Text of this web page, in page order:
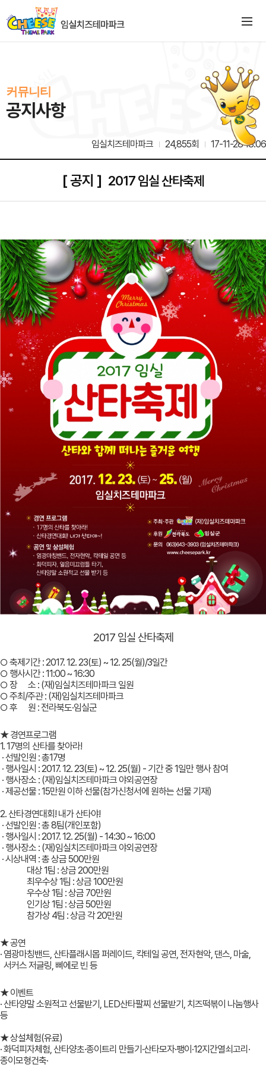
커뮤니티
공지사항
임실치즈테마파크 24,855회 17-11-28 18:06
[ 공지 ] 2017 임실 산타축제
2017 임실 산타축제
○ 축제기간 : 2017. 12. 23(토) ~ 12. 25(월)/3일간
○ 행사시간 : 11:00 ~ 16:30
○ 장 소 : (재)임실치즈테마파크 일원
○ 주최/주관 : (재)임실치즈테마파크
○ 후 원 : 전라북도·임실군
★ 경연프로그램
1. 17명의 산타를 찾아라!
· 선발인원 : 총17명
· 행사일시 : 2017. 12. 23(토) ~ 12. 25(월) - 기간 중 1일만 행사 참여
· 행사장소 : (재)임실치즈테마파크 야외공연장
· 제공선물 : 15만원 이하 선물(참가신청서에 원하는 선물 기재)
2. 산타경연대회! 내가 산타야!
· 선발인원 : 총 8팀(개인포함)
· 행사일시 : 2017. 12. 25(월) - 14:30 ~ 16:00
· 행사장소 : (재)임실치즈테마파크 야외공연장
· 시상내역 : 총 상금 500만원
대상 1팀 : 상금 200만원
최우수상 1팀 : 상금 100만원
우수상 1팀 : 상금 70만원
인기상 1팀 : 상금 50만원
참가상 4팀 : 상금 각 20만원
★ 공연
· 염광마칭밴드, 산타플래시몹 퍼레이드, 칵테일 공연, 전자현악, 댄스, 마술,
서커스 저글링, 삐에로 빈 등
★ 이벤트
· 산타양말 소원적고 선물받기, LED산타팔찌 선물받기, 치즈떡볶이 나눔행사
등
★ 상설체험(유료)
· 화덕피자체험, 산타양초·종이트리 만들기·산타모자·팽이·12지간열쇠고리·
종이모형건축·